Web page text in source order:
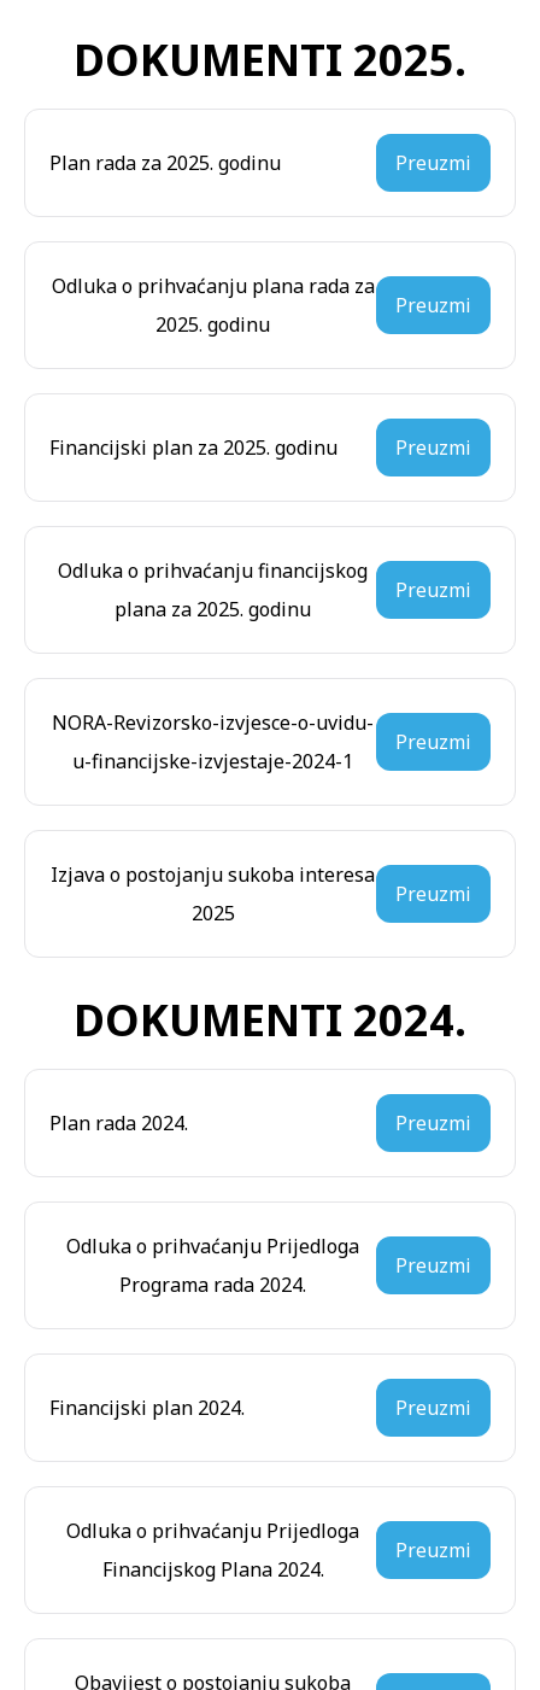
DOKUMENTI 2025.
Plan rada za 2025. godinu Preuzmi
Odluka o prihvaćanju plana rada za
2025. godinu
Preuzmi
Financijski plan za 2025. godinu Preuzmi
Odluka o prihvaćanju financijskog
plana za 2025. godinu
Preuzmi
NORA-Revizorsko-izvjesce-o-uvidu-
u-financijske-izvjestaje-2024-1
Preuzmi
Izjava o postojanju sukoba interesa
2025
Preuzmi
DOKUMENTI 2024.
Plan rada 2024. Preuzmi
Odluka o prihvaćanju Prijedloga
Programa rada 2024.
Preuzmi
Financijski plan 2024. Preuzmi
Odluka o prihvaćanju Prijedloga
Financijskog Plana 2024.
Preuzmi
Obavijest o postojanju sukoba